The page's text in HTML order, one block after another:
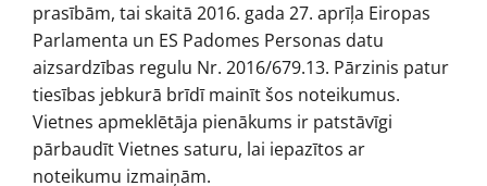
prasībām, tai skaitā 2016. gada 27. aprīļa Eiropas
Parlamenta un ES Padomes Personas datu
aizsardzības regulu Nr. 2016/679.13. Pārzinis patur
tiesības jebkurā brīdī mainīt šos noteikumus.
Vietnes apmeklētāja pienākums ir patstāvīgi
pārbaudīt Vietnes saturu, lai iepazītos ar
noteikumu izmaiņām.